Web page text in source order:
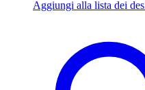
Aggiungi alla lista dei